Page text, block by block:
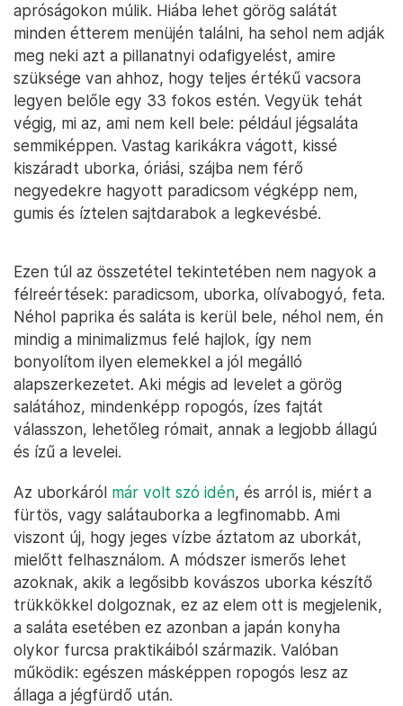
apróságokon múlik. Hiába lehet görög salátát
minden étterem menüjén találni, ha sehol nem adják
meg neki azt a pillanatnyi odafigyelést, amire
szüksége van ahhoz, hogy teljes értékű vacsora
legyen belőle egy 33 fokos estén. Vegyük tehát
végig, mi az, ami nem kell bele: például jégsaláta
semmiképpen. Vastag karikákra vágott, kissé
kiszáradt uborka, óriási, szájba nem férő
negyedekre hagyott paradicsom végképp nem,
gumis és íztelen sajtdarabok a legkevésbé.
Ezen túl az összetétel tekintetében nem nagyok a
félreértések: paradicsom, uborka, olívabogyó, feta.
Néhol paprika és saláta is kerül bele, néhol nem, én
mindig a minimalizmus felé hajlok, így nem
bonyolítom ilyen elemekkel a jól megálló
alapszerkezetet. Aki mégis ad levelet a görög
salátához, mindenképp ropogós, ízes fajtát
válasszon, lehetőleg rómait, annak a legjobb állagú
és ízű a levelei.
Az uborkáról már volt szó idén, és arról is, miért a
fürtös, vagy salátauborka a legfinomabb. Ami
viszont új, hogy jeges vízbe áztatom az uborkát,
mielőtt felhasználom. A módszer ismerős lehet
azoknak, akik a legősibb kovászos uborka készítő
trükkökkel dolgoznak, ez az elem ott is megjelenik,
a saláta esetében ez azonban a japán konyha
olykor furcsa praktikáiból származik. Valóban
működik: egészen másképpen ropogós lesz az
állaga a jégfürdő után.